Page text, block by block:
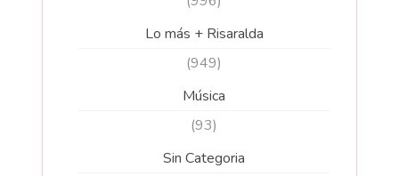
Lo más + Risaralda
(949)
Música
(93)
Sin Categoria